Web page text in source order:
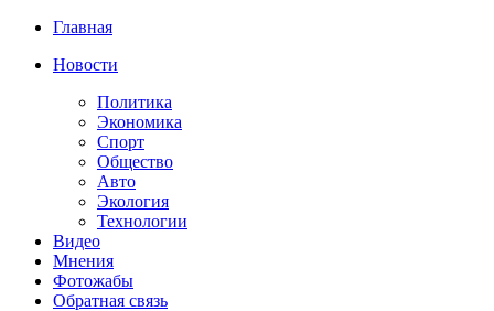
Главная
Новости
Политика
Экономика
Спорт
Общество
Авто
Экология
Технологии
Видео
Мнения
Фотожабы
Обратная связь